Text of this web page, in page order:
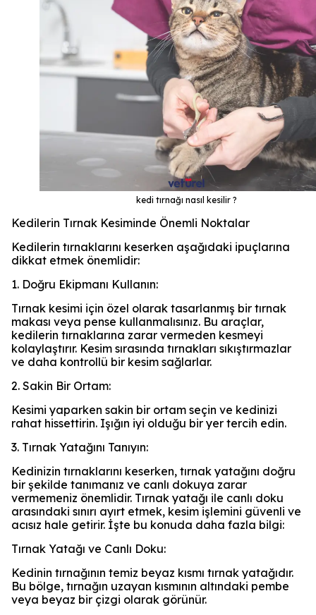
kedi tırnağı nasıl kesilir ?
Kedilerin Tırnak Kesiminde Önemli Noktalar
Kedilerin tırnaklarını keserken aşağıdaki ipuçlarına
dikkat etmek önemlidir:
1. Doğru Ekipmanı Kullanın:
Tırnak kesimi için özel olarak tasarlanmış bir tırnak
makası veya pense kullanmalısınız. Bu araçlar,
kedilerin tırnaklarına zarar vermeden kesmeyi
kolaylaştırır. Kesim sırasında tırnakları sıkıştırmazlar
ve daha kontrollü bir kesim sağlarlar.
2. Sakin Bir Ortam:
Kesimi yaparken sakin bir ortam seçin ve kedinizi
rahat hissettirin. Işığın iyi olduğu bir yer tercih edin.
3. Tırnak Yatağını Tanıyın:
Kedinizin tırnaklarını keserken, tırnak yatağını doğru
bir şekilde tanımanız ve canlı dokuya zarar
vermemeniz önemlidir. Tırnak yatağı ile canlı doku
arasındaki sınırı ayırt etmek, kesim işlemini güvenli ve
acısız hale getirir. İşte bu konuda daha fazla bilgi:
Tırnak Yatağı ve Canlı Doku:
Kedinin tırnağının temiz beyaz kısmı tırnak yatağıdır.
Bu bölge, tırnağın uzayan kısmının altındaki pembe
veya beyaz bir çizgi olarak görünür.